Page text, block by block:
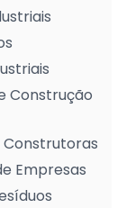
Construção
Construtoras
Empresas